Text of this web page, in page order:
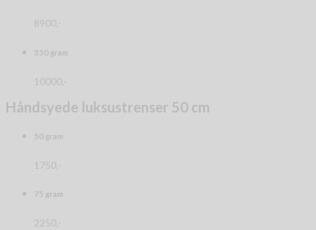
8900,-
350 gram
10000,-
Håndsyede luksustrenser 50 cm
50 gram
1750,-
75 gram
2250,-